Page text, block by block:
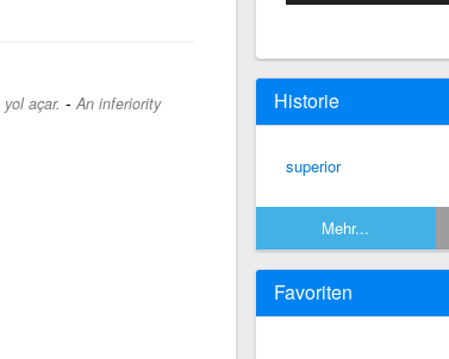
açar. - An inferiority
Historie
superior
Mehr...
Favoriten